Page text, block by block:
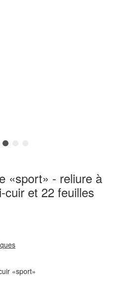
«sport» - reliure à
cuir et 22 feuilles
«sport»